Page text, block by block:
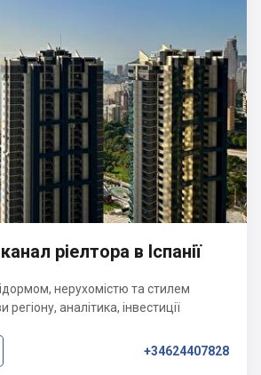
ріелтора в Іспанії
нерухомістю та стилем
аналітика, інвестиції
+34624407828